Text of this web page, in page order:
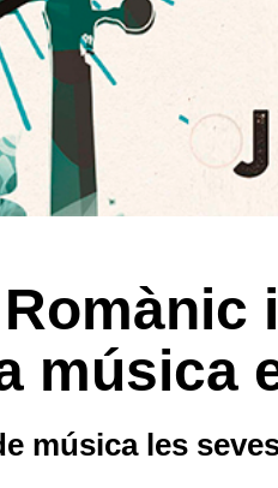
música
música les